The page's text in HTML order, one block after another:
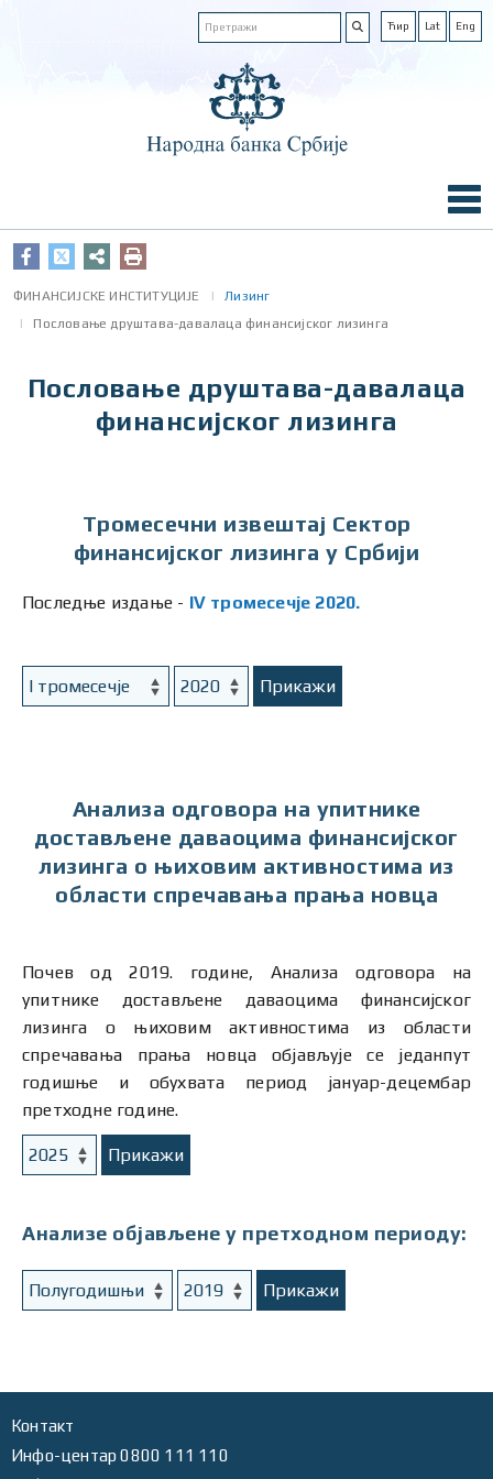
Ћир Lat Eng
ФИНАНСИЈСКЕ ИНСТИТУЦИЈЕ
Лизинг
Пословање друштава-давалаца финансијског лизинга
Пословање друштава-давалаца
финансијског лизинга
Тромесечни извештај Сектор
финансијског лизинга у Србији
Последње издање - IV тромесечје 2020.
Прикажи
Анализа одговора на упитнике
достављене даваоцима финансијског
лизинга о њиховим активностима из
области спречавања прања новца
Почев од 2019. године, Анализа одговора на
упитнике достављене даваоцима финансијског
лизинга о њиховим активностима из области
спречавања прања новца објављује се једанпут
годишње и обухвата период јануар-децембар
претходне године.
Прикажи
Анализе објављене у претходном периоду:
Прикажи
Контакт
Инфо-центар 0800 111 110